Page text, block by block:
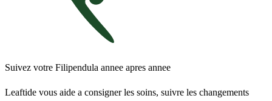
Suivez votre Filipendula annee apres annee
Leaftide vous aide a consigner les soins, suivre les changements